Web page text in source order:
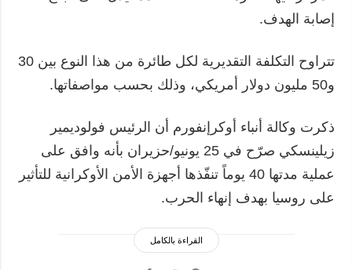
إصابة الهدف.
تتراوح التكلفة التقديرية لكل طائرة من هذا النوع بين 30
و50 مليون دولار أمريكي، وذلك بحسب مواصفاتها.
ذكرت وكالة أنباء أوكرإنفورم أن الرئيس فولوديمير
زيلينسكي صرّح في 25 يونيو/حزيران بأنه وافق على
عملية مدتها 40 يوماً تنفّذها أجهزة الأمن الأوكرانية للتأثير
على روسيا بهدف إنهاء الحرب.
القراءة بالكامل